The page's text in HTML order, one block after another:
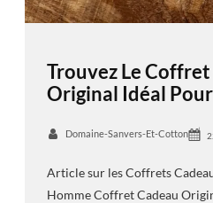
Trouvez Le Coffret
Original Idéal
Domaine-Sanvers-Et-Cotton
Article sur les Coffrets
Homme Coffret Cadeau